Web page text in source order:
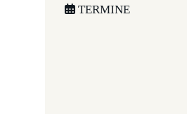
c
TERMINE